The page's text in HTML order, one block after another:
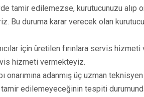
tamir edilemezse, kurutucunuzu alıp
Bu duruma karar verecek olan
için üretilen fırınlara servis
hizmeti vermekteyiz.
onarımına adanmış üç uzman
edilemeyeceğinin tespiti